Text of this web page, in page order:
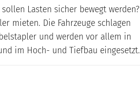
Lasten sicher bewegt werden?
mieten. Die Fahrzeuge schlagen
und werden vor allem in
im Hoch- und Tiefbau eingesetzt.